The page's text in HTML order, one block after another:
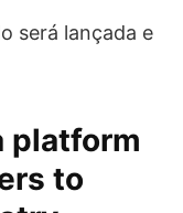
será lançada e
platform
to